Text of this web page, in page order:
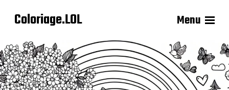
Coloriage.LOL Menu